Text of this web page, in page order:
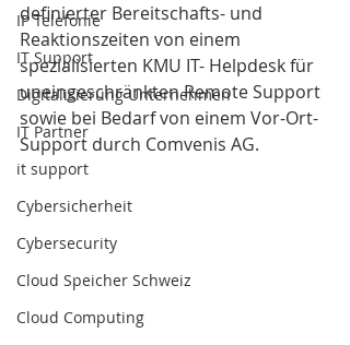
IP Telefonie
IT Support
Digitalisierung Unternehmen
IT Partner
it support
Cybersicherheit
Cybersecurity
Cloud Speicher Schweiz
Cloud Computing
definierter Bereitschafts- und
Reaktionszeiten von einem
spezialisierten KMU IT- Helpdesk für
uneingeschränkten Remote Support
sowie bei Bedarf von einem Vor-Ort-
Support durch Comvenis AG.